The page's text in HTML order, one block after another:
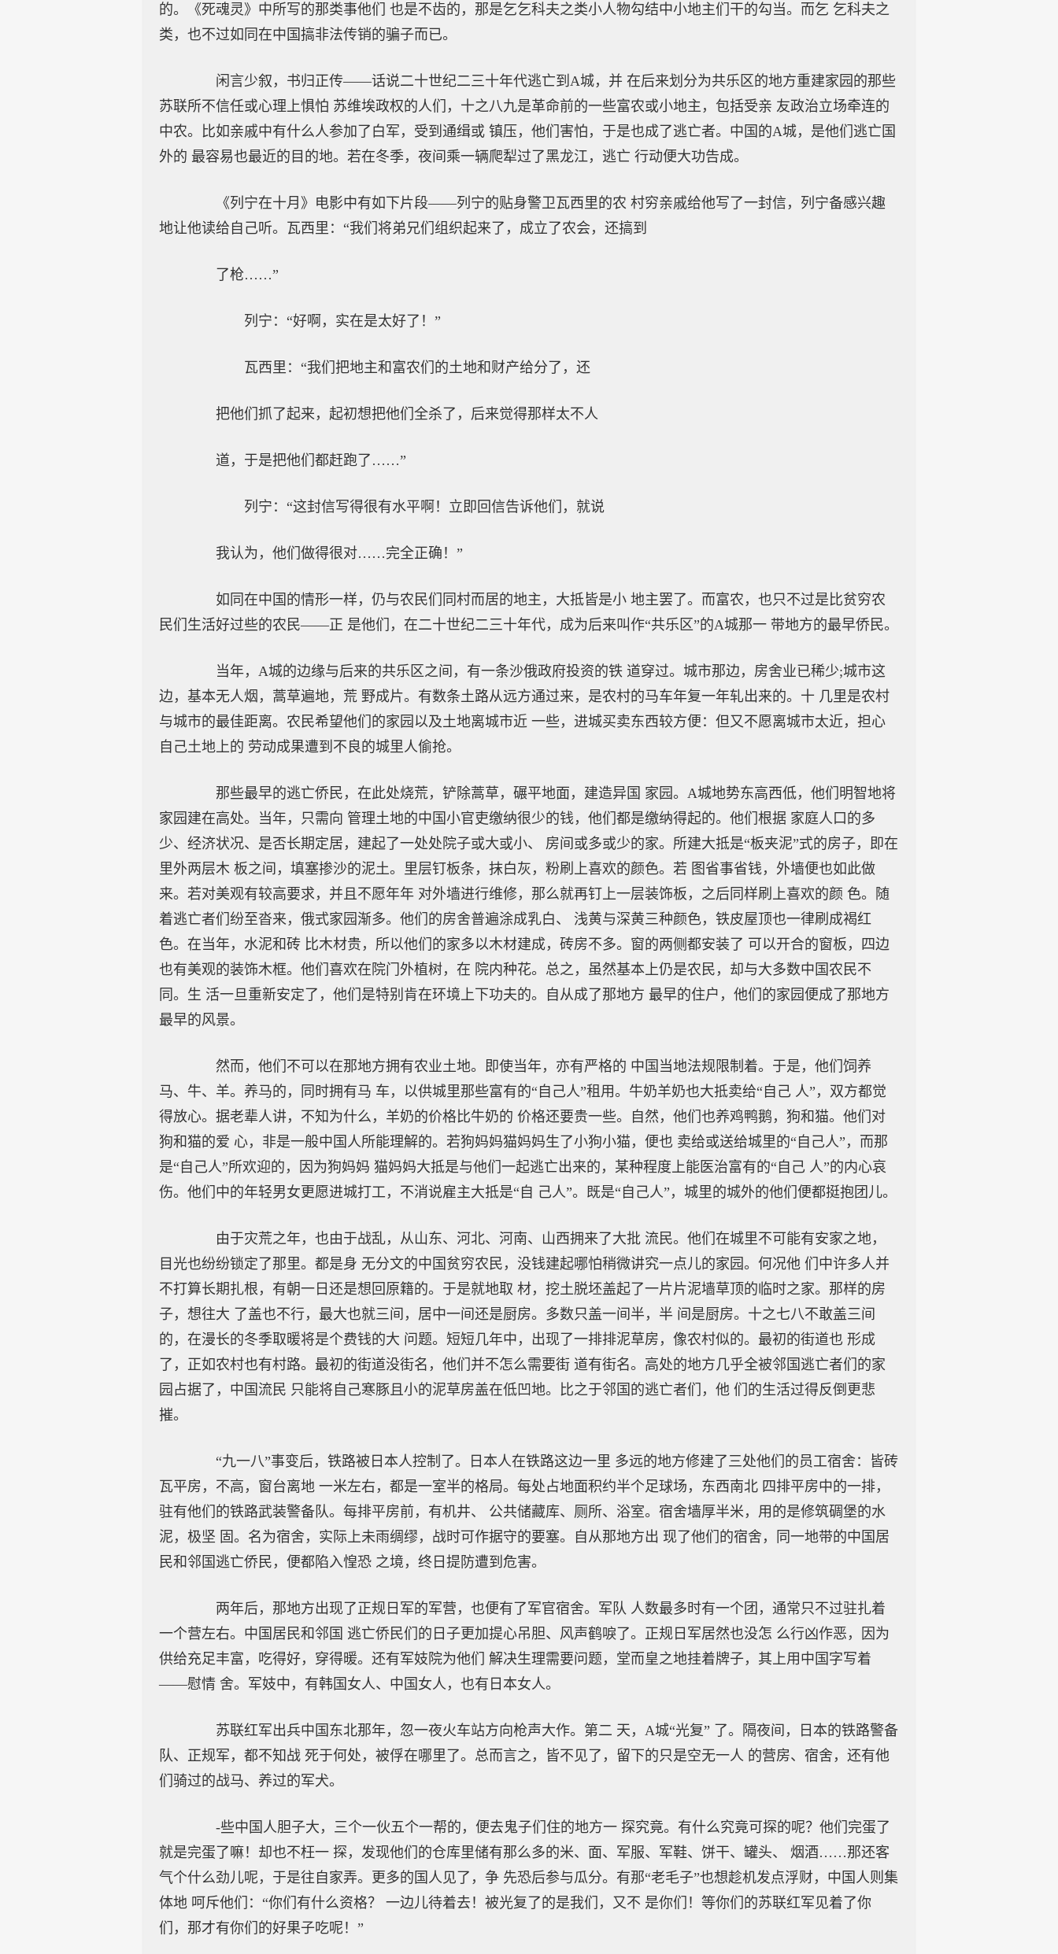
的。《死魂灵》中所写的那类事他们 也是不齿的，那是乞乞科夫之类小人物勾结中小地主们干的勾当。而乞 乞科夫之
类，也不过如同在中国搞非法传销的骗子而已。
闲言少叙，书归正传——话说二十世纪二三十年代逃亡到A城，并 在后来划分为共乐区的地方重建家园的那些
苏联所不信任或心理上惧怕 苏维埃政权的人们，十之八九是革命前的一些富农或小地主，包括受亲 友政治立场牵连的
中农。比如亲戚中有什么人参加了白军，受到通缉或 镇压，他们害怕，于是也成了逃亡者。中国的A城，是他们逃亡国
外的 最容易也最近的目的地。若在冬季，夜间乘一辆爬犁过了黑龙江，逃亡 行动便大功告成。
《列宁在十月》电影中有如下片段——列宁的贴身警卫瓦西里的农 村穷亲戚给他写了一封信，列宁备感兴趣
地让他读给自己听。瓦西里：“我们将弟兄们组织起来了，成立了农会，还搞到
了枪……”
列宁：“好啊，实在是太好了！”
瓦西里：“我们把地主和富农们的土地和财产给分了，还
把他们抓了起来，起初想把他们全杀了，后来觉得那样太不人
道，于是把他们都赶跑了……”
列宁：“这封信写得很有水平啊！立即回信告诉他们，就说
我认为，他们做得很对……完全正确！”
如同在中国的情形一样，仍与农民们同村而居的地主，大抵皆是小 地主罢了。而富农，也只不过是比贫穷农
民们生活好过些的农民——正 是他们，在二十世纪二三十年代，成为后来叫作“共乐区”的A城那一 带地方的最早侨民。
当年，A城的边缘与后来的共乐区之间，有一条沙俄政府投资的铁 道穿过。城市那边，房舍业已稀少;城市这
边，基本无人烟，蒿草遍地，荒 野成片。有数条土路从远方通过来，是农村的马车年复一年轧出来的。十 几里是农村
与城市的最佳距离。农民希望他们的家园以及土地离城市近 一些，进城买卖东西较方便：但又不愿离城市太近，担心
自己土地上的 劳动成果遭到不良的城里人偷抢。
那些最早的逃亡侨民，在此处烧荒，铲除蒿草，碾平地面，建造异国 家园。A城地势东高西低，他们明智地将
家园建在高处。当年，只需向 管理土地的中国小官吏缴纳很少的钱，他们都是缴纳得起的。他们根据 家庭人口的多
少、经济状况、是否长期定居，建起了一处处院子或大或小、 房间或多或少的家。所建大抵是“板夹泥”式的房子，即在
里外两层木 板之间，填塞掺沙的泥土。里层钉板条，抹白灰，粉刷上喜欢的颜色。若 图省事省钱，外墙便也如此做
来。若对美观有较高要求，并且不愿年年 对外墙进行维修，那么就再钉上一层装饰板，之后同样刷上喜欢的颜 色。随
着逃亡者们纷至沓来，俄式家园渐多。他们的房舍普遍涂成乳白、 浅黄与深黄三种颜色，铁皮屋顶也一律刷成褐红
色。在当年，水泥和砖 比木材贵，所以他们的家多以木材建成，砖房不多。窗的两侧都安装了 可以开合的窗板，四边
也有美观的装饰木框。他们喜欢在院门外植树，在 院内种花。总之，虽然基本上仍是农民，却与大多数中国农民不
同。生 活一旦重新安定了，他们是特别肯在环境上下功夫的。自从成了那地方 最早的住户，他们的家园便成了那地方
最早的风景。
然而，他们不可以在那地方拥有农业土地。即使当年，亦有严格的 中国当地法规限制着。于是，他们饲养
马、牛、羊。养马的，同时拥有马 车，以供城里那些富有的“自己人”租用。牛奶羊奶也大抵卖给“自己 人”，双方都觉
得放心。据老辈人讲，不知为什么，羊奶的价格比牛奶的 价格还要贵一些。自然，他们也养鸡鸭鹅，狗和猫。他们对
狗和猫的爱 心，非是一般中国人所能理解的。若狗妈妈猫妈妈生了小狗小猫，便也 卖给或送给城里的“自己人”，而那
是“自己人”所欢迎的，因为狗妈妈 猫妈妈大抵是与他们一起逃亡出来的，某种程度上能医治富有的“自己 人”的内心哀
伤。他们中的年轻男女更愿进城打工，不消说雇主大抵是“自 己人”。既是“自己人”，城里的城外的他们便都挺抱团儿。
由于灾荒之年，也由于战乱，从山东、河北、河南、山西拥来了大批 流民。他们在城里不可能有安家之地，
目光也纷纷锁定了那里。都是身 无分文的中国贫穷农民，没钱建起哪怕稍微讲究一点儿的家园。何况他 们中许多人并
不打算长期扎根，有朝一日还是想回原籍的。于是就地取 材，挖土脱坯盖起了一片片泥墙草顶的临时之家。那样的房
子，想往大 了盖也不行，最大也就三间，居中一间还是厨房。多数只盖一间半，半 间是厨房。十之七八不敢盖三间
的，在漫长的冬季取暖将是个费钱的大 问题。短短几年中，出现了一排排泥草房，像农村似的。最初的街道也 形成
了，正如农村也有村路。最初的街道没街名，他们并不怎么需要街 道有街名。高处的地方几乎全被邻国逃亡者们的家
园占据了，中国流民 只能将自己寒豚且小的泥草房盖在低凹地。比之于邻国的逃亡者们，他 们的生活过得反倒更悲
摧。
“九一八”事变后，铁路被日本人控制了。日本人在铁路这边一里 多远的地方修建了三处他们的员工宿舍：皆砖
瓦平房，不高，窗台离地 一米左右，都是一室半的格局。每处占地面积约半个足球场，东西南北 四排平房中的一排，
驻有他们的铁路武装警备队。每排平房前，有机井、 公共储藏库、厕所、浴室。宿舍墙厚半米，用的是修筑碉堡的水
泥，极坚 固。名为宿舍，实际上未雨绸缪，战时可作据守的要塞。自从那地方出 现了他们的宿舍，同一地带的中国居
民和邻国逃亡侨民，便都陷入惶恐 之境，终日提防遭到危害。
两年后，那地方出现了正规日军的军营，也便有了军官宿舍。军队 人数最多时有一个团，通常只不过驻扎着
一个营左右。中国居民和邻国 逃亡侨民们的日子更加提心吊胆、风声鹤唳了。正规日军居然也没怎 么行凶作恶，因为
供给充足丰富，吃得好，穿得暖。还有军妓院为他们 解决生理需要问题，堂而皇之地挂着牌子，其上用中国字写着
——慰情 舍。军妓中，有韩国女人、中国女人，也有日本女人。
苏联红军出兵中国东北那年，忽一夜火车站方向枪声大作。第二 天，A城“光复” 了。隔夜间，日本的铁路警备
队、正规军，都不知战 死于何处，被俘在哪里了。总而言之，皆不见了，留下的只是空无一人 的营房、宿舍，还有他
们骑过的战马、养过的军犬。
-些中国人胆子大，三个一伙五个一帮的，便去鬼子们住的地方一 探究竟。有什么究竟可探的呢？他们完蛋了
就是完蛋了嘛！却也不枉一 探，发现他们的仓库里储有那么多的米、面、军服、军鞋、饼干、罐头、 烟酒……那还客
气个什么劲儿呢，于是往自家弄。更多的国人见了，争 先恐后参与瓜分。有那“老毛子”也想趁机发点浮财，中国人则集
体地 呵斥他们：“你们有什么资格？ 一边儿待着去！被光复了的是我们，又不 是你们！等你们的苏联红军见着了你
们，那才有你们的好果子吃呢！”